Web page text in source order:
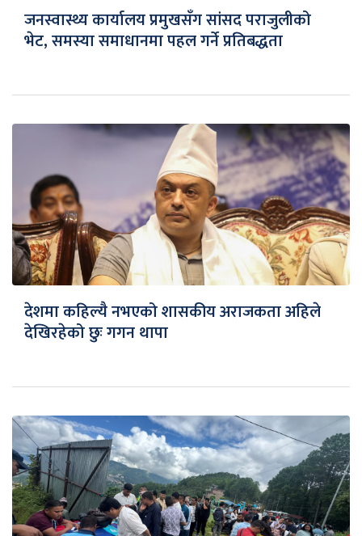
जनस्वास्थ्य कार्यालय प्रमुखसँग सांसद पराजुलीको
भेट, समस्या समाधानमा पहल गर्ने प्रतिबद्धता
देशमा कहिल्यै नभएको शासकीय अराजकता अहिले
देखिरहेको छुः गगन थापा